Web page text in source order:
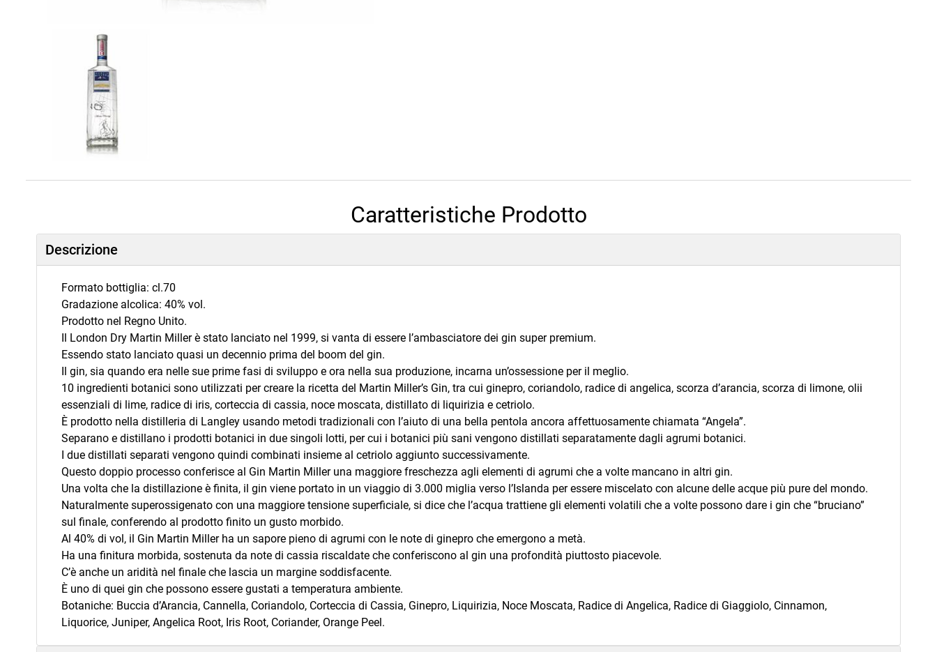
Caratteristiche Prodotto
Descrizione
Formato bottiglia: cl.70
Gradazione alcolica: 40% vol.
Prodotto nel Regno Unito.
Il London Dry Martin Miller è stato lanciato nel 1999, si vanta di essere l’ambasciatore dei gin super premium.
Essendo stato lanciato quasi un decennio prima del boom del gin.
Il gin, sia quando era nelle sue prime fasi di sviluppo e ora nella sua produzione, incarna un’ossessione per il meglio.
10 ingredienti botanici sono utilizzati per creare la ricetta del Martin Miller’s Gin, tra cui ginepro, coriandolo, radice di angelica, scorza d’arancia, scorza di limone, olii
essenziali di lime, radice di iris, corteccia di cassia, noce moscata, distillato di liquirizia e cetriolo.
È prodotto nella distilleria di Langley usando metodi tradizionali con l’aiuto di una bella pentola ancora affettuosamente chiamata “Angela”.
Separano e distillano i prodotti botanici in due singoli lotti, per cui i botanici più sani vengono distillati separatamente dagli agrumi botanici.
I due distillati separati vengono quindi combinati insieme al cetriolo aggiunto successivamente.
Questo doppio processo conferisce al Gin Martin Miller una maggiore freschezza agli elementi di agrumi che a volte mancano in altri gin.
Una volta che la distillazione è finita, il gin viene portato in un viaggio di 3.000 miglia verso l’Islanda per essere miscelato con alcune delle acque più pure del mondo.
Naturalmente superossigenato con una maggiore tensione superficiale, si dice che l’acqua trattiene gli elementi volatili che a volte possono dare i gin che “bruciano”
sul finale, conferendo al prodotto finito un gusto morbido.
Al 40% di vol, il Gin Martin Miller ha un sapore pieno di agrumi con le note di ginepro che emergono a metà.
Ha una finitura morbida, sostenuta da note di cassia riscaldate che conferiscono al gin una profondità piuttosto piacevole.
C’è anche un aridità nel finale che lascia un margine soddisfacente.
È uno di quei gin che possono essere gustati a temperatura ambiente.
Botaniche: Buccia d’Arancia, Cannella, Coriandolo, Corteccia di Cassia, Ginepro, Liquirizia, Noce Moscata, Radice di Angelica, Radice di Giaggiolo, Cinnamon,
Liquorice, Juniper, Angelica Root, Iris Root, Coriander, Orange Peel.